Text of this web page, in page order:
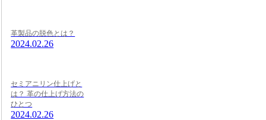
革製品の脱色とは？
2024.02.26
セミアニリン仕上げと
は？ 革の仕上げ方法の
ひとつ
2024.02.26